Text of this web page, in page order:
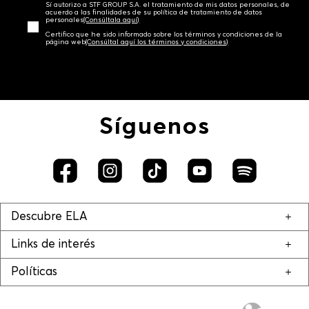
Sí autorizo a STF GROUP S.A. el tratamiento de mis datos personales, de
acuerdo a las finalidades de su política de tratamiento de datos
personales‎(Consúltala aquí)
Certifico que he sido informado sobre los términos y condiciones de la
página web‎(Consúltal aquí los términos y condiciones)
Síguenos
Descubre ELA
Links de interés
Políticas